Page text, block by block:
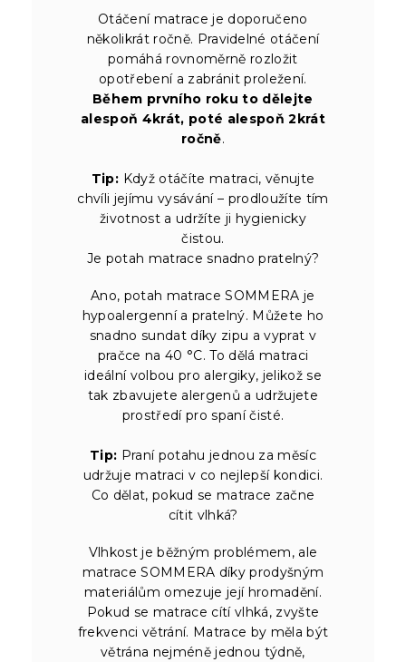
Otáčení matrace je doporučeno
několikrát ročně. Pravidelné otáčení
pomáhá rovnoměrně rozložit
opotřebení a zabránit proležení.
Během prvního roku to dělejte
alespoň 4krát, poté alespoň 2krát
ročně.
Tip: Když otáčíte matraci, věnujte
chvíli jejímu vysávání – prodloužíte tím
životnost a udržíte ji hygienicky
čistou.
Je potah matrace snadno pratelný?
Ano, potah matrace SOMMERA je
hypoalergenní a pratelný. Můžete ho
snadno sundat díky zipu a vyprat v
pračce na 40 °C. To dělá matraci
ideální volbou pro alergiky, jelikož se
tak zbavujete alergenů a udržujete
prostředí pro spaní čisté.
Tip: Praní potahu jednou za měsíc
udržuje matraci v co nejlepší kondici.
Co dělat, pokud se matrace začne
cítit vlhká?
Vlhkost je běžným problémem, ale
matrace SOMMERA díky prodyšným
materiálům omezuje její hromadění.
Pokud se matrace cítí vlhká, zvyšte
frekvenci větrání. Matrace by měla být
větrána nejméně jednou týdně,